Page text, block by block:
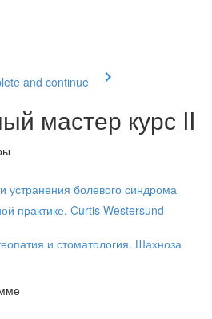
and continue
мастер курс II
устранения болевого синдрома
практике. Curtis Westersund
и стоматология. Шахноза